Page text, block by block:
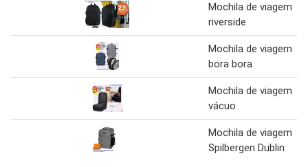
Mochila de viagem
riverside
Mochila de viagem
bora bora
Mochila de viagem
vácuo
Mochila de viagem
Spilbergen Dublin